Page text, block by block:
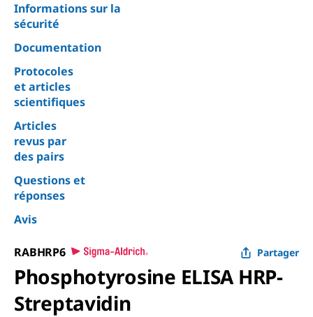
Informations sur la
sécurité
Documentation
Protocoles
et articles
scientifiques
Articles
revus par
des pairs
Questions et
réponses
Avis
RABHRP6 Partager
Phosphotyrosine ELISA HRP-
Streptavidin